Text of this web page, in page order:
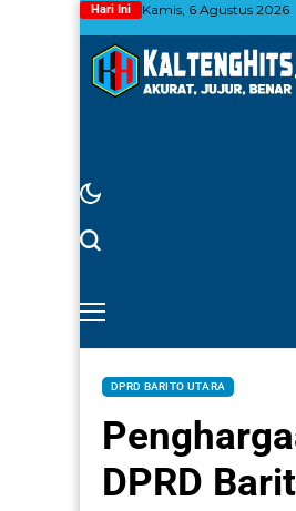
Hari Ini Kamis, 6 Agustus 2026
DPRD BARITO UTARA
DPRD